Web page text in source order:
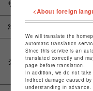
サイズ
注意事項
シェアする
<About foreign
We will translate the
automatic translation
Since this service is an
translated correctly and
page before translation.
In addition, we do not
indirect damage caused
understanding in advance.